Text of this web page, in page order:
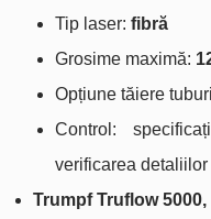
Tip laser: fibră
Grosime maximă:
Opțiune tăiere
Control:
verificarea
Trumpf Truflow 5000,